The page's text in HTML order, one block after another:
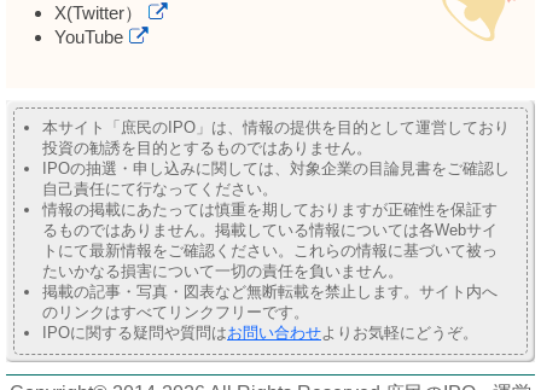
X(Twitter）
YouTube
本サイト「庶民のIPO」は、情報の提供を目的として運営しており
投資の勧誘を目的とするものではありません。
IPOの抽選・申し込みに関しては、対象企業の目論見書をご確認し
自己責任にて行なってください。
情報の掲載にあたっては慎重を期しておりますが正確性を保証す
るものではありません。掲載している情報については各Webサイ
トにて最新情報をご確認ください。これらの情報に基づいて被っ
たいかなる損害について一切の責任を負いません。
掲載の記事・写真・図表など無断転載を禁止します。サイト内へ
のリンクはすべてリンクフリーです。
IPOに関する疑問や質問はお問い合わせよりお気軽にどうぞ。